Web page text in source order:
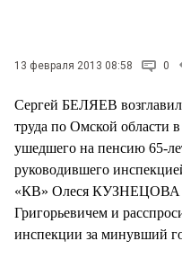
13 февраля 2013 08:58 0
Сергей БЕЛЯЕВ
труда по Омской области
ушедшего на пенсию 65-
руководившего
«КВ» Олеся КУЗНЕЦОВА
Григорьевичем и
инспекции за минувший